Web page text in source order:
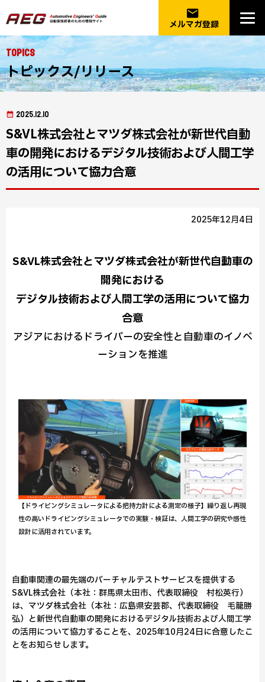
email
メルマガ登録
Topics
トピックス/リリース
2025.12.10
S&VL株式会社とマツダ株式会社が新世代自動
車の開発におけるデジタル技術および人間工学
の活用について協力合意
2025年12月4日
S&VL株式会社とマツダ株式会社が新世代自動車の
開発における
デジタル技術および人間工学の活用について協力
合意
アジアにおけるドライバーの安全性と自動車のイノベ
ーションを推進
【ドライビングシミュレータによる把持力計による測定の様子】繰り返し再現
性の高いドライビングシミュレータでの実験・検証は、人間工学の研究や感性
設計に活用されています。
自動車関連の最先端のバーチャルテストサービスを提供する
S&VL株式会社（本社：群馬県太田市、代表取締役 村松英行）
は、マツダ株式会社（本社：広島県安芸郡、代表取締役 毛籠勝
弘）と新世代自動車の開発におけるデジタル技術および人間工学
の活用について協力することを、2025年10月24日に合意したこ
とをお知らせします。